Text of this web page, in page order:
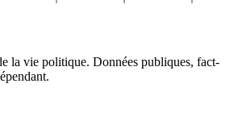
la vie politique. Données publiques, fact-